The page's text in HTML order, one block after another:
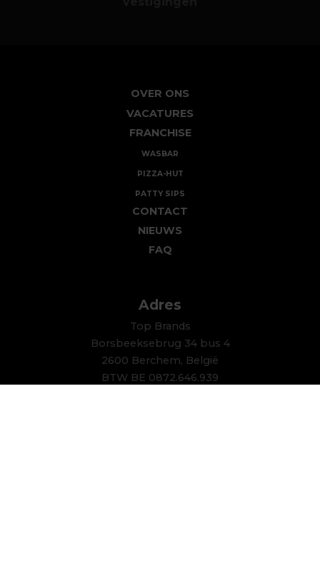
OVER ONS
VACATURES
FRANCHISE
WASBAR
PIZZA-HUT
PATTY SIPS
CONTACT
NIEUWS
FAQ
Adres
Top Brands
Borsbeeksebrug 34 bus 4
2600 Berchem, België
BTW BE 0872.646.939